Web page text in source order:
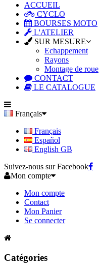
ACCUEIL
CYCLO
BOURSES MOTO
L'ATELIER
SUR MESURE
Echappement
Rayons
Montage de roue
CONTACT
LE CATALOGUE
Français
Français
Español
English GB
Suivez-nous sur Facebook
Mon compte
Mon compte
Contact
Mon Panier
Se connecter
Catégories